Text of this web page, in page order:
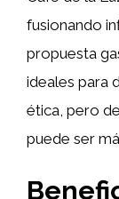
fusionando
propuesta
ideales para
ética, pero
puede ser